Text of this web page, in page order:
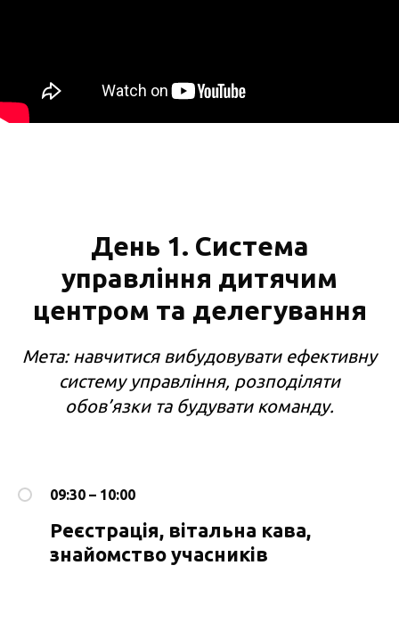
День 1. Система
управління дитячим
центром та делегування
Мета: навчитися вибудовувати ефективну
систему управління, розподіляти
обов’язки та будувати команду.
09:30 – 10:00
Реєстрація, вітальна кава,
знайомство учасників